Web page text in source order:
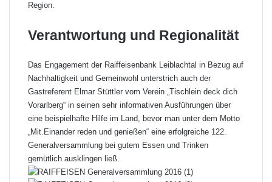
Region.
Verantwortung und Regionalität
Das Engagement der Raiffeisenbank Leiblachtal in Bezug auf
Nachhaltigkeit und Gemeinwohl unterstrich auch der
Gastreferent Elmar Stüttler vom Verein „Tischlein deck dich
Vorarlberg“ in seinen sehr informativen Ausführungen über
eine beispielhafte Hilfe im Land, bevor man unter dem Motto
„Mit.Einander reden und genießen“ eine erfolgreiche 122.
Generalversammlung bei gutem Essen und Trinken
gemütlich ausklingen ließ.